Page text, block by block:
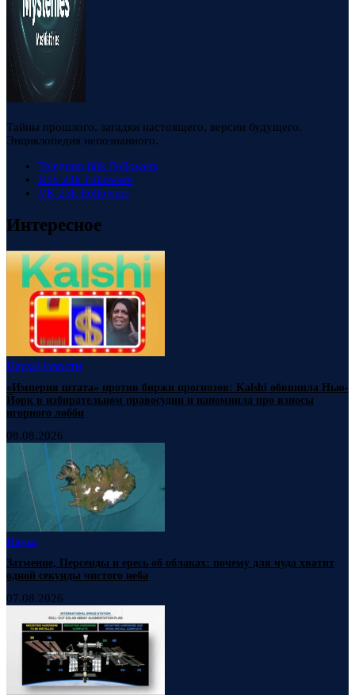
Тайны прошлого, загадки настоящего, версии будущего.
Энциклопедия непознанного.
Telegram 88k Followers
RSS 23k Followers
VK 23k Followers
Интересное
НаукаНовости
«Империя штата» против биржи прогнозов: Kalshi обвинила Нью-
Йорк в избирательном правосудии и напомнила про взносы
игорного лобби
08.08.2026
Наука
Затмение, Персеиды и ересь об облаках: почему для чуда хватит
одной секунды чистого неба
07.08.2026